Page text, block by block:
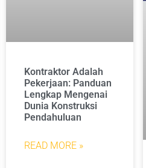
Kontraktor Adalah
Pekerjaan: Panduan
Lengkap Mengenai
Dunia Konstruksi
Pendahuluan
READ MORE »